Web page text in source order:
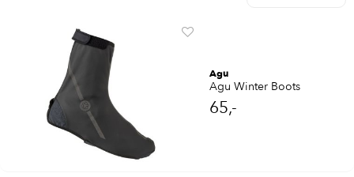
Agu
Agu Winter Boots
65,-